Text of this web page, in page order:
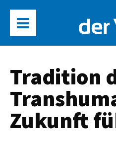
Tradition
Zukunft